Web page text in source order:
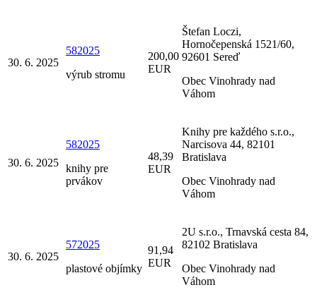
30. 6. 2025
582025
výrub stromu
200,00
EUR
Štefan Loczi,
Hornočepenská 1521/60,
92601 Sereď
Obec Vinohrady nad
Váhom
30. 6. 2025
582025
knihy pre
prvákov
48,39
EUR
Knihy pre každého s.r.o.,
Narcisova 44, 82101
Bratislava
Obec Vinohrady nad
Váhom
30. 6. 2025
572025
plastové objímky
91,94
EUR
2U s.r.o., Trnavská cesta 84,
82102 Bratislava
Obec Vinohrady nad
Váhom